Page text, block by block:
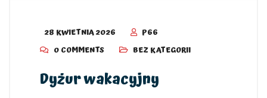
28 KWIETNIA 2026
P66
0 COMMENTS
BEZ KATEGORII
Dyżur wakacyjny